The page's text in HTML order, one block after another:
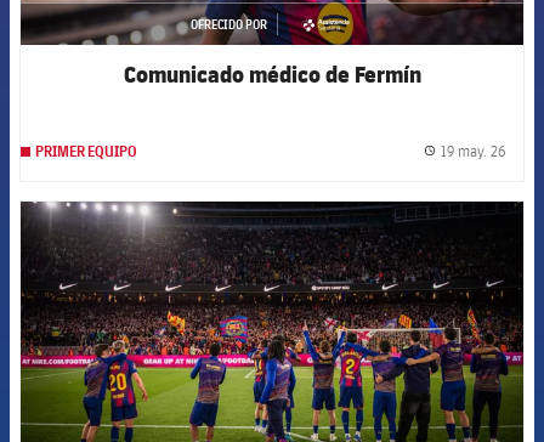
OFRECIDO POR
asistencia
Comunicado médico de Fermín
PRIMER EQUIPO 19 may. 26
FCB Barcelona badge